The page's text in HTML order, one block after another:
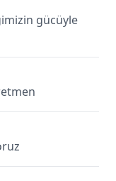
gücüyle